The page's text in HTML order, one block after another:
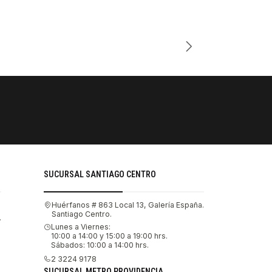
SUCURSAL SANTIAGO CENTRO
Huérfanos # 863 Local 13, Galería España.
Santiago Centro.
Lunes a Viernes:
10:00 a 14:00 y 15:00 a 19:00 hrs.
Sábados: 10:00 a 14:00 hrs.
2 3224 9178